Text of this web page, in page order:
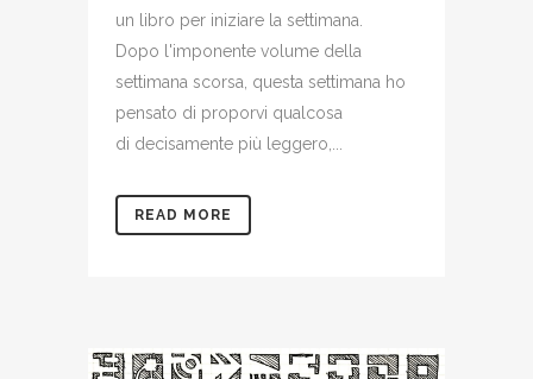
un libro per iniziare la settimana.
Dopo l'imponente volume della
settimana scorsa, questa settimana ho
pensato di proporvi qualcosa
di decisamente più leggero,...
READ MORE